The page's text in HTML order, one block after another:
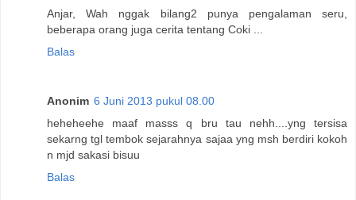
Anjar, Wah nggak bilang2 punya pengalaman seru,
beberapa orang juga cerita tentang Coki ...
Balas
Anonim 6 Juni 2013 pukul 08.00
heheheehe maaf masss q bru tau nehh....yng tersisa
sekarng tgl tembok sejarahnya sajaa yng msh berdiri kokoh
n mjd sakasi bisuu
Balas